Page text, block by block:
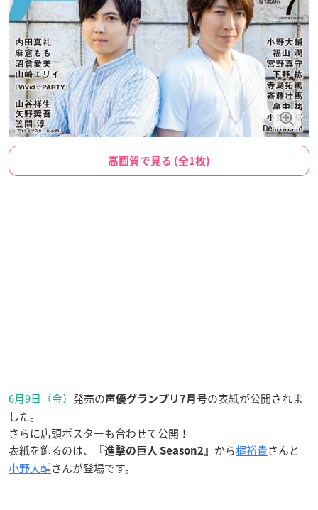
高画質で見る (全1枚)
6月9日（金） 発売の声優グランプリ7月号の表紙が公開されま
した。
さらに店頭ポスターも合わせて公開！
表紙を飾るのは、
『進撃の巨人 Season2』 から梶裕貴さんと
小野大輔さんが登場です。